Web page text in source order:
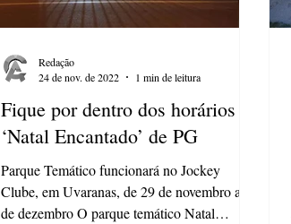
Fique por dentro dos horários do
‘Natal Encantado’ de PG
Parque Temático funcionará no Jockey
Clube, em Uvaranas, de 29 de novembro a 30
de dezembro O parque temático Natal
Redação
24 de nov. de 2022
1 min de leitura